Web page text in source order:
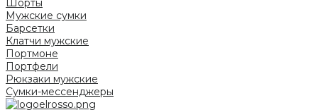
Шорты
Мужские сумки
Барсетки
Клатчи мужские
Портмоне
Портфели
Рюкзаки мужские
Сумки-мессенджеры